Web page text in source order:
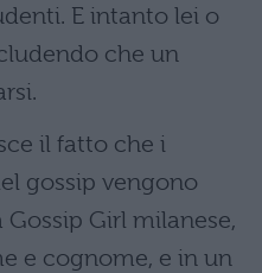
E intanto lei o
che un
il fatto che i
gossip vengono
Girl milanese,
e cognome, e in un